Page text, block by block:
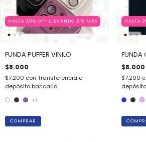
HASTA 20% OFF LLEVANDO 3 O MÁS
FUNDA PUFFER VINILO
$8.000
$7.200 con Transferencia o
depósito bancario
+1
COMPRAR
HASTA
FUNDA
$8.000
$7.200